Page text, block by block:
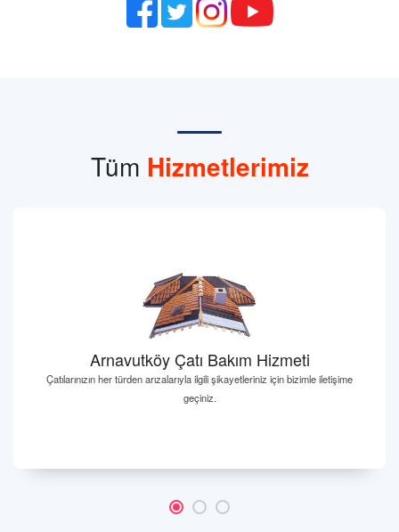
Tüm Hizmetlerimiz
Arnavutköy Çatı Bakım Hizmeti
Çatılarınızın her türden arızalarıyla ilgili şikayetleriniz için bizimle iletişime
geçiniz.